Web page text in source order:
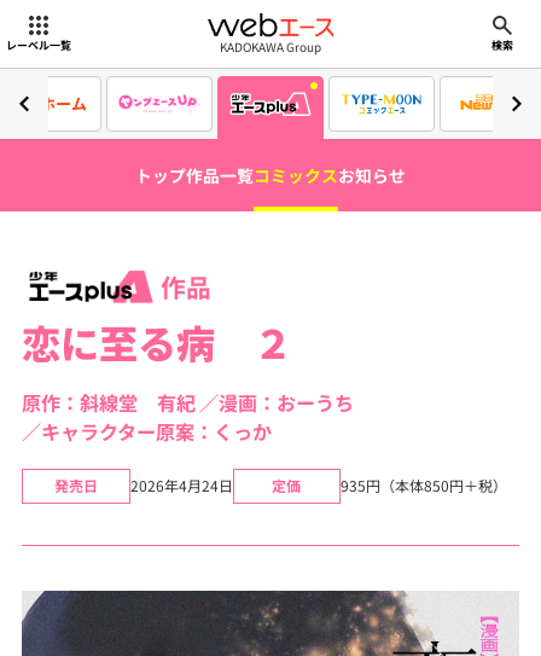
レーベル一覧 webエース
KADOKAWA Group 検索
ホーム
トップ作品一覧コミックスお知らせ
作品
恋に至る病 ２
原作：斜線堂 有紀
漫画：おーうち
キャラクター原案：くっか
発売日 2026年4月24日 定価 935円（本体850円＋税）